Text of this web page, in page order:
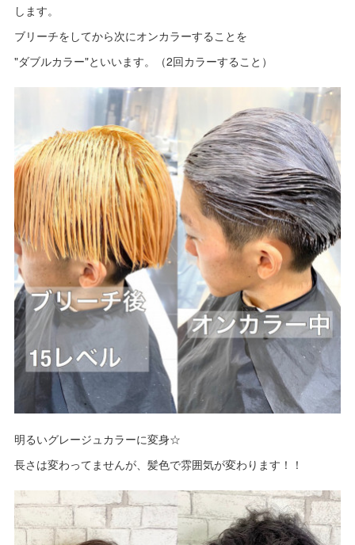
します。
ブリーチをしてから次にオンカラーすることを
"ダブルカラー"といいます。（2回カラーすること）
明るいグレージュカラーに変身☆
長さは変わってませんが、髪色で雰囲気が変わります！！